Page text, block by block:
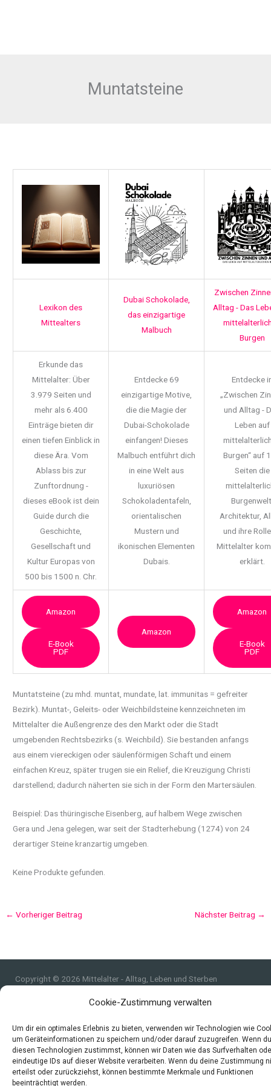
Cookie-Zustimmung verwalten
Um dir ein optimales Erlebnis zu bieten, verwenden wir Technologien wie
um Geräteinformationen zu speichern und/oder darauf zuzugreifen. Wenn du
diesen Technologien zustimmst, können wir Daten wie das Surfverhalten
eindeutige IDs auf dieser Website verarbeiten. Wenn du deine Zustimmung
erteilst oder zurückziehst, können bestimmte Merkmale und Funktionen
beeinträchtigt werden.
Muntatsteine
Lexikon des
Mittealters
Dubai Schokolade,
das einzigartige
Malbuch
Zwischen
Alltag - Das
Burgen
Erkunde das
Mittelalter: Über
3.979 Seiten und
mehr als 6.400
Einträge bieten dir
einen tiefen Einblick in
diese Ära. Vom
Ablass bis zur
Zunftordnung -
dieses eBook ist dein
Guide durch die
Geschichte,
Gesellschaft und
Kultur Europas von
500 bis 1500 n. Chr.
Entdecke 69
einzigartige Motive,
die die Magie der
Dubai-Schokolade
einfangen! Dieses
Malbuch entführt dich
in eine Welt aus
luxuriösen
Schokoladentafeln,
orientalischen
Mustern und
ikonischen Elementen
Dubais.
Entdecke
„Zwischen
und Alltag -
Leben auf
Burgen“ auf
Seiten die
Architektur,
und ihre
Mittelalter
erklärt.
Amazon
E-Book
PDF
Amazon
Amazon
E-Book
PDF
Muntatsteine (zu mhd. muntat, mundate, lat. immunitas = gefreiter
Bezirk). Muntat-, Geleits- oder Weichbildsteine kennzeichneten im
Mittelalter die Außengrenze des den Markt oder die Stadt
umgebenden Rechtsbezirks (s. Weichbild). Sie bestanden anfangs
aus einem viereckigen oder säulenförmigen Schaft und einem
einfachen Kreuz, später trugen sie ein Relief, die Kreuzigung Christi
darstellend; dadurch näherten sie sich in der Form den Martersäulen.
Beispiel: Das thüringische Eisenberg, auf halbem Wege zwischen
Gera und Jena gelegen, war seit der Stadterhebung (1274) von 24
derartiger Steine kranzartig umgeben.
Keine Produkte gefunden.
← Vorheriger Beitrag Nächster Beitrag →
Copyright © 2026 Mittelalter - Alltag, Leben und Sterben
Impressum
Quellen
Index